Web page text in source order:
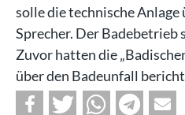
solle die technische
Sprecher. Der Badebetrieb
Zuvor hatten die
über den Badeunfall